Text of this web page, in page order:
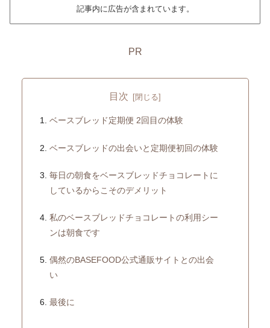
記事内に広告が含まれています。
PR
目次
ベースブレッド定期便 2回目の体験
ベースブレッドの出会いと定期便初回の体験
毎日の朝食をベースブレッドチョコレートに
しているからこそのデメリット
私のベースブレッドチョコレートの利用シー
ンは朝食です
偶然のBASEFOOD公式通販サイトとの出会
い
最後に